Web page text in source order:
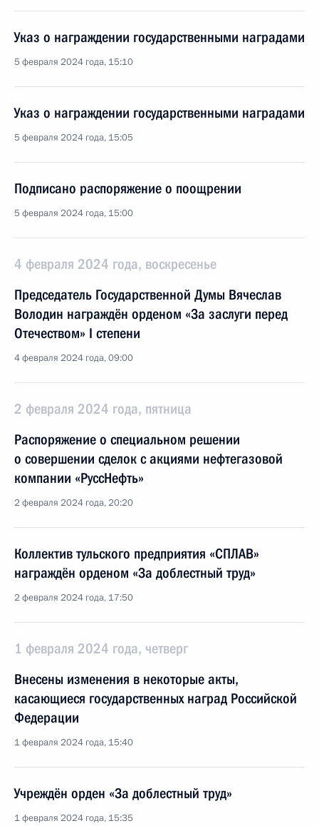
Указ о награждении государственными наградами
5 февраля 2024 года, 15:10
Указ о награждении государственными наградами
5 февраля 2024 года, 15:05
Подписано распоряжение о поощрении
5 февраля 2024 года, 15:00
4 февраля 2024 года, воскресенье
Председатель Государственной Думы Вячеслав
Володин награждён орденом «За заслуги перед
Отечеством» I степени
4 февраля 2024 года, 09:00
2 февраля 2024 года, пятница
Распоряжение о специальном решении
о совершении сделок с акциями нефтегазовой
компании «РуссНефть»
2 февраля 2024 года, 20:20
Коллектив тульского предприятия «СПЛАВ»
награждён орденом «За доблестный труд»
2 февраля 2024 года, 17:50
1 февраля 2024 года, четверг
Внесены изменения в некоторые акты,
касающиеся государственных наград Российской
Федерации
1 февраля 2024 года, 15:40
Учреждён орден «За доблестный труд»
1 февраля 2024 года, 15:35